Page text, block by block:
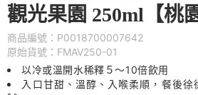
觀光果園 250ml【桃
商品編號：P0018700007642
原始貨號：FMAV250-01
以冷或溫開水稀釋５～10倍飲用
入口甘甜、溫醇、入喉柔順，餐後